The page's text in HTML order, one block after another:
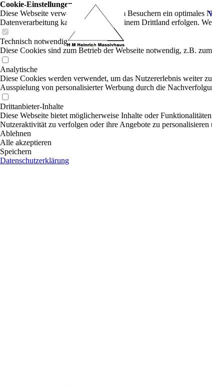
Cookie-Einstellungen
Diese Webseite verwendet Cookies, um Besuchern ein
Datenverarbeitung kann dann auch in einem Drittland erfolgen.
Technisch notwendige
Diese Cookies sind zum Betrieb der Webseite notwendig, z.B.
Analytische
Diese Cookies werden verwendet, um das Nutzererlebnis weiter
Ausspielung von personalisierter Werbung durch die
Drittanbieter-Inhalte
Diese Webseite bietet möglicherweise Inhalte oder
Nutzeraktivität zu verfolgen oder ihre Angebote zu personalisieren
Ablehnen
Alle akzeptieren
Speichern
Datenschutzerklärung